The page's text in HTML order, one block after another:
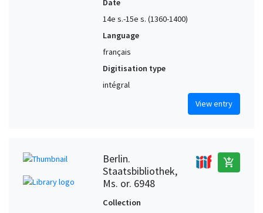
Date
14e s.-15e s. (1360-1400)
Language
français
Digitisation type
intégral
View entry
Berlin.
Staatsbibliothek,
Ms. or. 6948
add_shopping_cart
Collection